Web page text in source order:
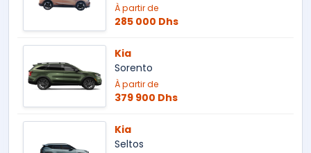
À partir de
285 000 Dhs
Kia
Sorento
À partir de
379 900 Dhs
Kia
Seltos